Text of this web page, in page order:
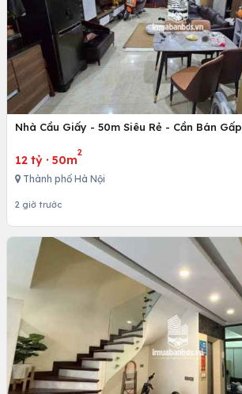
Nhà Cầu Giấy - 50m Siêu Rẻ - Cần Bán Gấp
12 tỷ · 50m
2
Thành phố Hà Nội
2 giờ trước